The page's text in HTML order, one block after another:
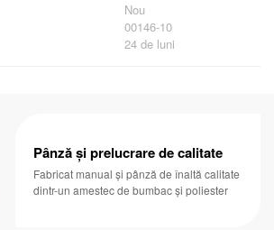
Nou
00146-10
24 de luni
Pânză și prelucrare de calitate
Fabricat manual și pânză de înaltă calitate
dintr-un amestec de bumbac și poliester